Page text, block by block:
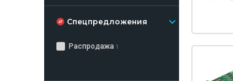
Спецпредложения
Распродажа 1